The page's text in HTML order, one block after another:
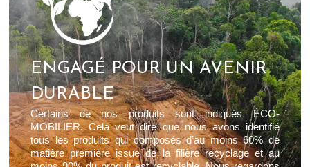
ENGAGÉ POUR UN AVENIR
DURABLE
Certains de nos produits sont indiqués ÉCO-
MOBILIER. Cela veut dire que nous avons identifié
tous les produits qui composés d’au moins 60% de
matière première issue de la filière recyclage et au